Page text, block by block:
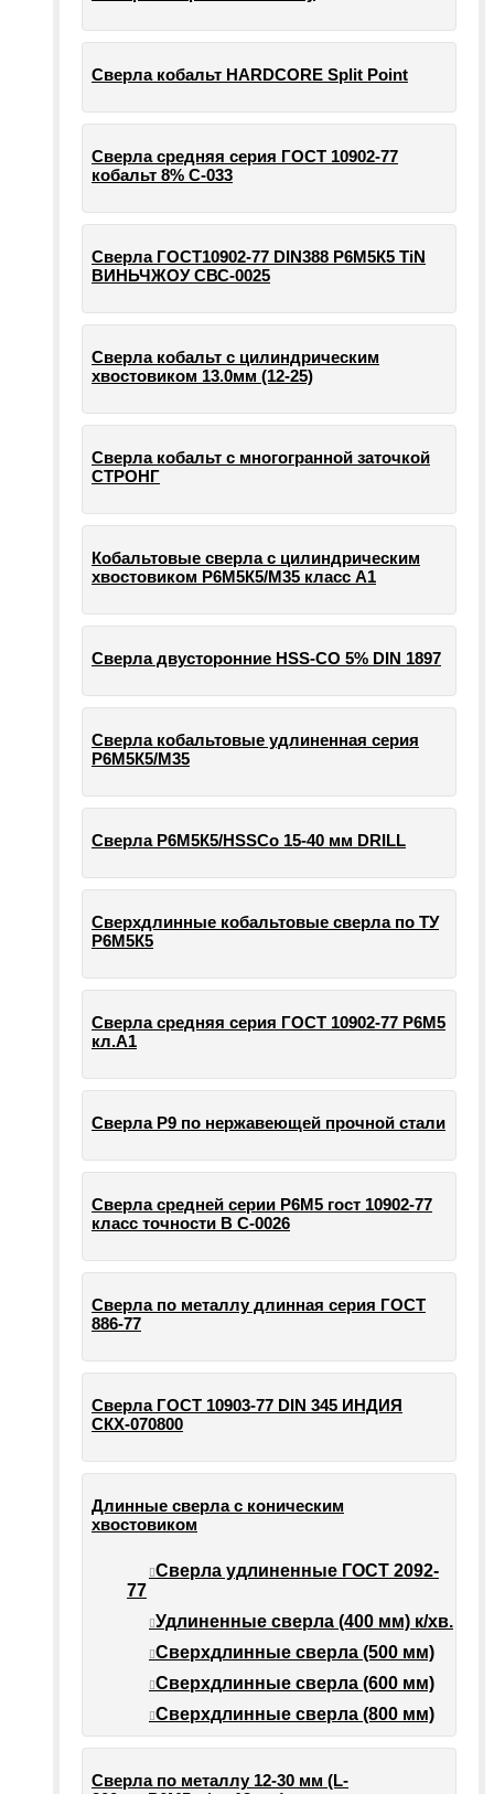
Сверла кобальт HARDCORE Split Point
Сверла средняя серия ГОСТ 10902-77
кобальт 8% С-033
Сверла ГОСТ10902-77 DIN388 Р6М5К5 TiN
ВИНЬЧЖОУ СВС-0025
Сверла кобальт с цилиндрическим
хвостовиком 13.0мм (12-25)
Сверла кобальт с многогранной заточкой
СТРОНГ
Кобальтовые сверла с цилиндрическим
хвостовиком Р6М5К5/М35 класс А1
Сверла двусторонние HSS-CO 5% DIN 1897
Сверла кобальтовые удлиненная серия
Р6М5К5/М35
Сверла Р6М5К5/HSSCo 15-40 мм DRILL
Сверхдлинные кобальтовые сверла по ТУ
Р6М5К5
Сверла средняя серия ГОСТ 10902-77 Р6М5
кл.А1
Сверла Р9 по нержавеющей прочной стали
Сверла средней серии Р6М5 гост 10902-77
класс точности В С-0026
Сверла по металлу длинная серия ГОСТ
886-77
Сверла ГОСТ 10903-77 DIN 345 ИНДИЯ
СКХ-070800
Длинные сверла с коническим
хвостовиком
Сверла удлиненные ГОСТ 2092-
77
Удлиненные сверла (400 мм) к/хв.
Сверхдлинные сверла (500 мм)
Сверхдлинные сверла (600 мм)
Сверхдлинные сверла (800 мм)
Сверла по металлу 12-30 мм (L-